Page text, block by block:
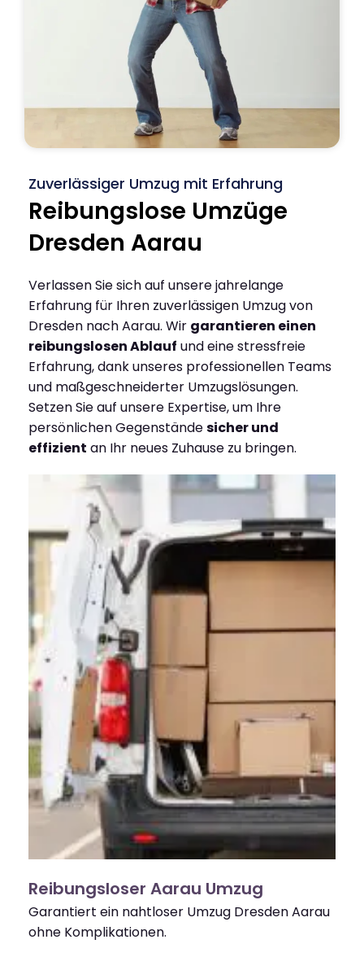
Zuverlässiger Umzug mit Erfahrung
Reibungslose Umzüge
Dresden Aarau
Verlassen Sie sich auf unsere jahrelange
Erfahrung für Ihren zuverlässigen Umzug von
Dresden nach Aarau. Wir garantieren einen
reibungslosen Ablauf und eine stressfreie
Erfahrung, dank unseres professionellen Teams
und maßgeschneiderter Umzugslösungen.
Setzen Sie auf unsere Expertise, um Ihre
persönlichen Gegenständesicher und
effizient an Ihr neues Zuhause zu bringen.
Reibungsloser Aarau Umzug
Garantiert ein nahtloser Umzug Dresden Aarau
ohne Komplikationen.